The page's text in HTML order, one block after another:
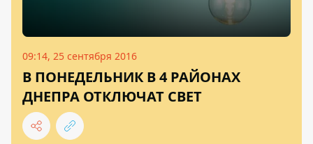
09:14, 25 сентября 2016
В ПОНЕДЕЛЬНИК В 4 РАЙОНАХ
ДНЕПРА ОТКЛЮЧАТ СВЕТ